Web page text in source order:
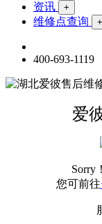
资讯 +
维修点查询 +
400-693-1119
爱
Sorry
您可前往